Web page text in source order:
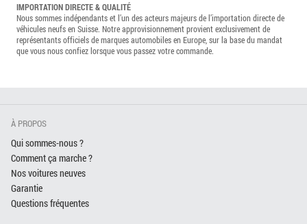
IMPORTATION DIRECTE & QUALITÉ
Nous sommes indépendants et l’un des acteurs majeurs de l’importation directe de
véhicules neufs en Suisse. Notre approvisionnement provient exclusivement de
représentants officiels de marques automobiles en Europe, sur la base du mandat
que vous nous confiez lorsque vous passez votre commande.
À PROPOS
Qui sommes-nous ?
Comment ça marche ?
Nos voitures neuves
Garantie
Questions fréquentes